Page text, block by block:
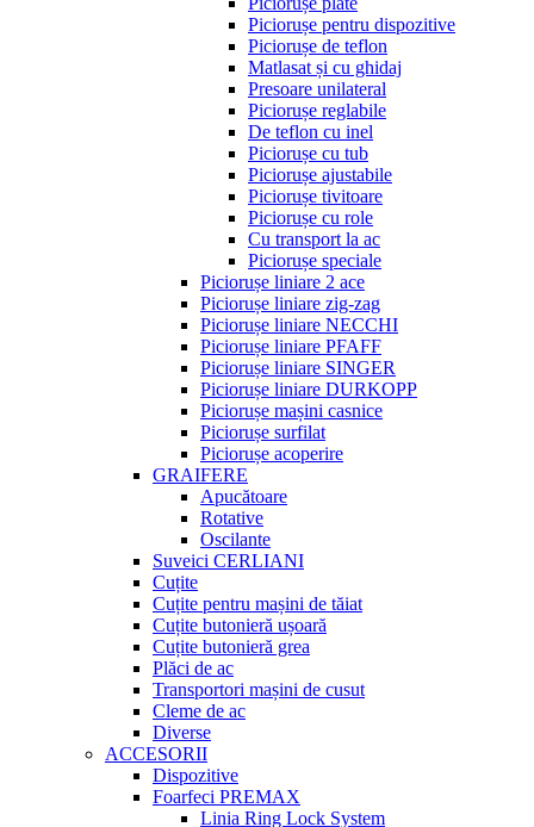
Piciorușe pentru dispozitive
Piciorușe de teflon
Matlasat și cu ghidaj
Presoare unilateral
Piciorușe reglabile
De teflon cu inel
Piciorușe cu tub
Piciorușe ajustabile
Piciorușe tivitoare
Piciorușe cu role
Cu transport la ac
Piciorușe speciale
Piciorușe liniare 2 ace
Piciorușe liniare zig-zag
Piciorușe liniare NECCHI
Piciorușe liniare PFAFF
Piciorușe liniare SINGER
Piciorușe liniare DURKOPP
Piciorușe mașini casnice
Piciorușe surfilat
Piciorușe acoperire
GRAIFERE
Apucătoare
Rotative
Oscilante
Suveici CERLIANI
Cuțite
Cuțite pentru mașini de tăiat
Cuțite butonieră ușoară
Cuțite butonieră grea
Plăci de ac
Transportori mașini de cusut
Cleme de ac
Diverse
ACCESORII
Dispozitive
Foarfeci PREMAX
Linia Ring Lock System